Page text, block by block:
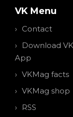
VK Menu
Contact
Download
App
VKMag facts
VKMag shop
RSS